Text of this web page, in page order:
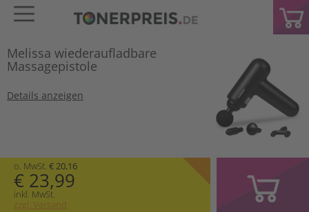
Melissa wiederaufladbare
Massagepistole
Details anzeigen
o. MwSt. € 20,16
€ 23,99
inkl. MwSt.
zzgl. Versand